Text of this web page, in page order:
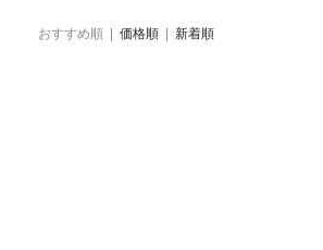
おすすめ順 | 価格順 新着順